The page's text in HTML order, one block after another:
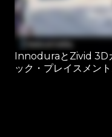
InnoduraとZivid 3D
ック・プレイスメント